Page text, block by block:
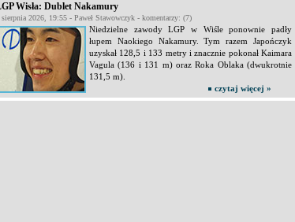
Wisła: Dublet Nakamury
sierpnia 2026, 19:55 - Paweł Stawowczyk - komentarzy: (7)
Niedzielne zawody LGP w Wiśle ponownie padły
łupem Naokiego Nakamury. Tym razem Japończyk
uzyskał 128,5 i 133 metry i znacznie pokonał Kaimara
Vagula (136 i 131 m) oraz Roka Oblaka (dwukrotnie
131,5 m).
czytaj więcej »